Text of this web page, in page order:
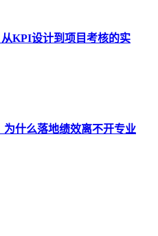
KPI设计到项目考核的实
什么落地绩效离不开专业